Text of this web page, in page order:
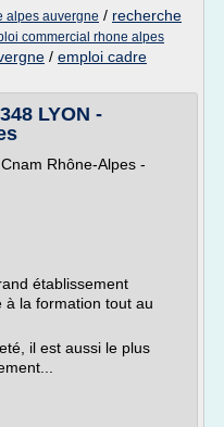
alpes auvergne / recherche
commercial rhone alpes
/ emploi cadre
LYON -
Rhône-Alpes -
établissement
la formation tout au
il est aussi le plus